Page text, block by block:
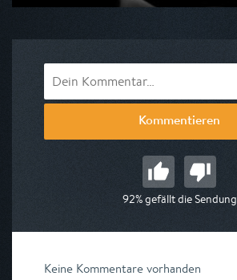
Ausgestrahlt von One
Kommentieren
92% gefällt die Sendung
Keine Kommentare vorhanden